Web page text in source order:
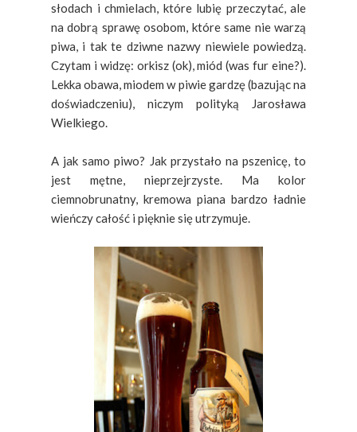
słodach i chmielach, które lubię przeczytać, ale
na dobrą sprawę osobom, które same nie warzą
piwa, i tak te dziwne nazwy niewiele powiedzą.
Czytam i widzę: orkisz (ok), miód (was fur eine?).
Lekka obawa, miodem w piwie gardzę (bazując na
doświadczeniu), niczym polityką Jarosława
Wielkiego.
A jak samo piwo? Jak przystało na pszenicę, to
jest mętne, nieprzejrzyste. Ma kolor
ciemnobrunatny, kremowa piana bardzo ładnie
wieńczy całość i pięknie się utrzymuje.